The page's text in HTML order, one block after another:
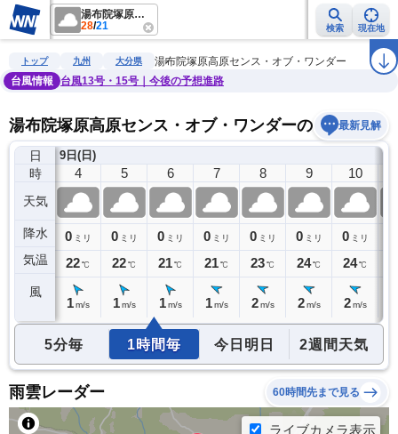
湯布院塚原高原センス・オブ・ワンダー
28/21 検索 現在地
雨雲レーダー 台風情報 地震情報 警報・注意報 2週間天気 ラ
トップ 九州 大分県
湯布院塚原高原センス・オブ・ワンダー
台風情報
台風13号・15号｜今後の予想進路
湯布院塚原高原センス・オブ・ワンダーの天気予報
最新見解
日
時
天気
降水
気温
風
9日(日)
3
0ミリ
22℃
4
0 ミリ
22℃
1 m/s
5
0 ミリ
22℃
1 m/s
6
0 ミリ
21℃
1 m/s
7
0 ミリ
21℃
1 m/s
8
0 ミリ
23℃
2 m/s
9
0 ミリ
24℃
2 m/s
10
0 ミリ
24℃
2 m/s
5分毎 1時間毎 今日明日 2週間天気
雨雲レーダー 60時間先まで見る